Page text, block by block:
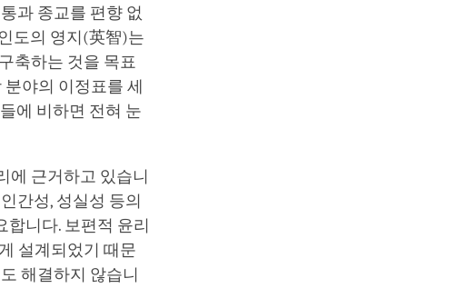
과 종교를 편향 없
도의 영지(英智)는
축하는 것을 목표
야의 이정표를 세
에 비하면 전혀 눈
에 근거하고 있습니
간성, 성실성 등의
니다. 보편적 윤리
설계되었기 때문
해결하지 않습니